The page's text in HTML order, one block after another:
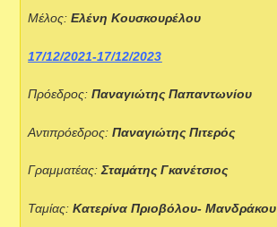
Μέλος: Ελένη Κουσκουρέλου
17/12/2021-17/12/2023
Πρόεδρος:Παναγιώτης Παπαντωνίου
Αντιπρόεδρος:Παναγιώτης Πιτερός
Γραμματέας:ΣταμάτηςΓκανέτσιος
Ταμίας:Κατερίνα Πριοβόλου- Μανδράκου